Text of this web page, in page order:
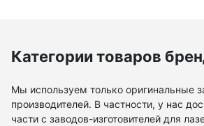
Категории товаров
Мы используем только оригинальные
производителей. В частности, у нас
части с заводов-изготовителей для